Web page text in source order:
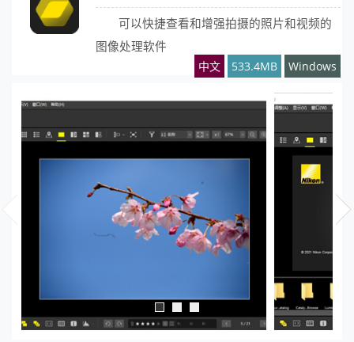
可以快捷查看和增强拍摄的照片和视频的
图像处理软件
中文 533.4MB Windows